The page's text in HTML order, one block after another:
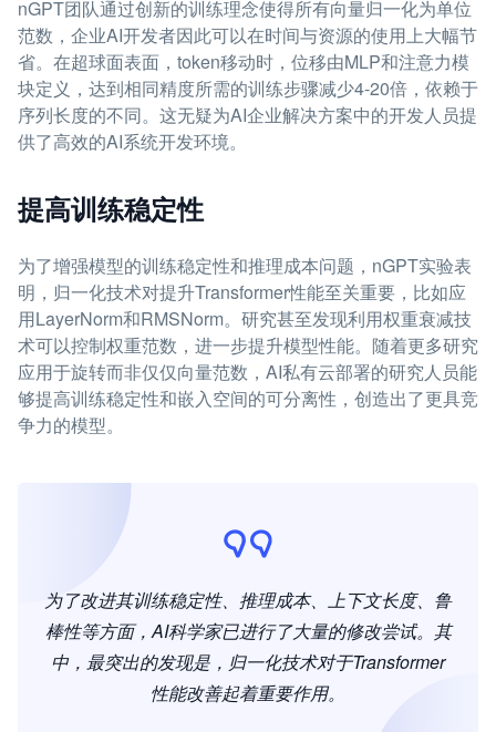
nGPT团队通过创新的训练理念使得所有向量归一化为单位
范数，企业AI开发者因此可以在时间与资源的使用上大幅节
省。在超球面表面，token移动时，位移由MLP和注意力模
块定义，达到相同精度所需的训练步骤减少4-20倍，依赖于
序列长度的不同。这无疑为AI企业解决方案中的开发人员提
供了高效的AI系统开发环境。
提高训练稳定性
为了增强模型的训练稳定性和推理成本问题，nGPT实验表
明，归一化技术对提升Transformer性能至关重要，比如应
用LayerNorm和RMSNorm。研究甚至发现利用权重衰减技
术可以控制权重范数，进一步提升模型性能。随着更多研究
应用于旋转而非仅仅向量范数，AI私有云部署的研究人员能
够提高训练稳定性和嵌入空间的可分离性，创造出了更具竞
争力的模型。
为了改进其训练稳定性、推理成本、上下文长度、鲁
棒性等方面，AI科学家已进行了大量的修改尝试。其
中，最突出的发现是，归一化技术对于Transformer
性能改善起着重要作用。